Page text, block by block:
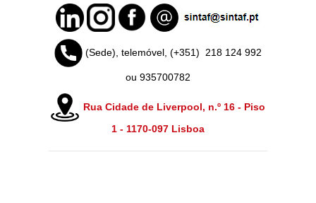
(Sede), telemóvel, (+351) 218 124 992
ou 935700782
Rua Cidade de Liverpool, n.º 16 - Piso
1 - 1170-097 Lisboa